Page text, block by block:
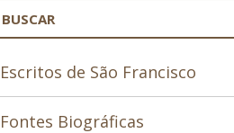
Escritos de São Francisco
Fontes Biográficas